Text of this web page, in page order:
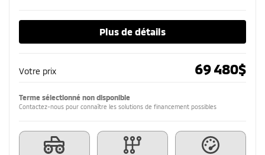
Plus de détails
Votre prix 69 480$
Terme sélectionné non disponible
Contactez-nous pour connaître les solutions de financement possibles